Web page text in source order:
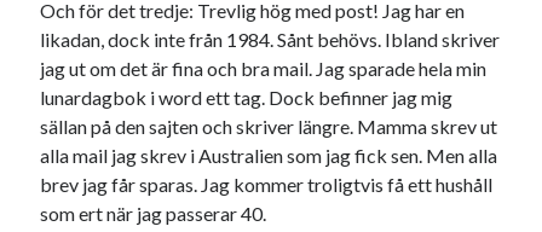
Och för det tredje: Trevlig hög med post! Jag har en
likadan, dock inte från 1984. Sånt behövs. Ibland skriver
jag ut om det är fina och bra mail. Jag sparade hela min
lunardagbok i word ett tag. Dock befinner jag mig
sällan på den sajten och skriver längre. Mamma skrev ut
alla mail jag skrev i Australien som jag fick sen. Men alla
brev jag får sparas. Jag kommer troligtvis få ett hushåll
som ert när jag passerar 40.